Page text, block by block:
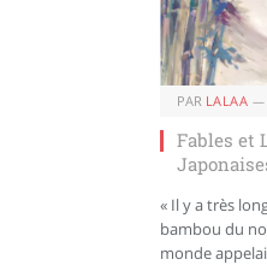
PAR LALAA
Fables et
« Il y a très
bambou du
monde